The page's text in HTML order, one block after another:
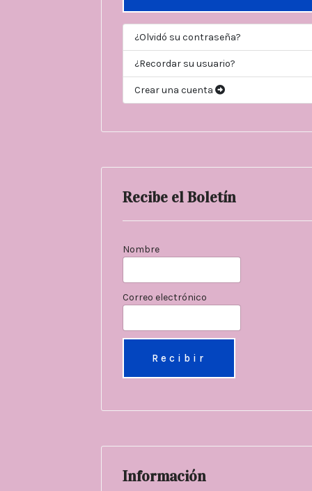
¿Olvidó su contraseña?
¿Recordar su usuario?
Crear una cuenta
Recibe el Boletín
Nombre
Correo electrónico
Información